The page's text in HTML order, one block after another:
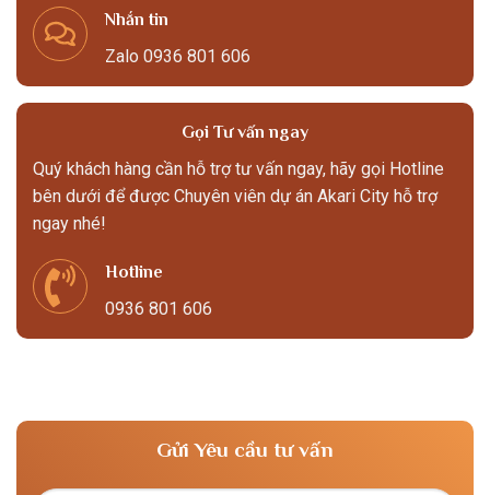
Nhắn tin
Zalo 0936 801 606
Gọi Tư vấn ngay
Quý khách hàng cần hỗ trợ tư vấn ngay, hãy gọi Hotline
bên dưới để được Chuyên viên dự án Akari City hỗ trợ
ngay nhé!
Hotline
0936 801 606
Gửi Yêu cầu tư vấn